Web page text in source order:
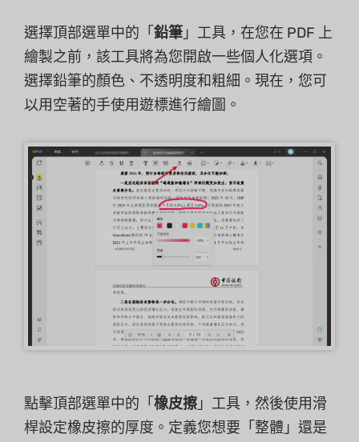
選擇頂部選單中的「鉛筆 」工具，在您在 PDF 上
繪製之前，該工具將為您開啟一些個人化選項。
選擇鉛筆的顏色、不透明度和粗細。現在，您可
以用空著的手使用遊標進行繪圖。
點擊頂部選單中的「 橡皮擦」工具，然後使用滑
桿設定橡皮擦的厚度。定義您想要「整體」還是